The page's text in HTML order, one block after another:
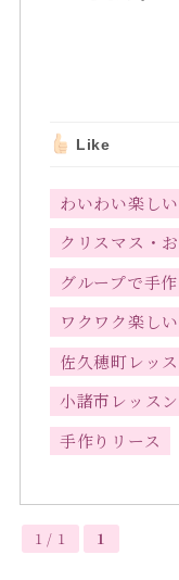
Like
わいわい楽し
クリスマス・
グループで手
ワクワク楽し
佐久穂町レッ
小諸市レッス
手作りリース
1 / 1 1